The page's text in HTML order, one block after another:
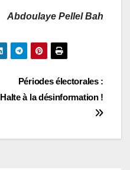
Abdoulaye Pellel Bah
Périodes électorales :
Halte à la désinformation !